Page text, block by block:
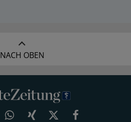
NACH OBEN